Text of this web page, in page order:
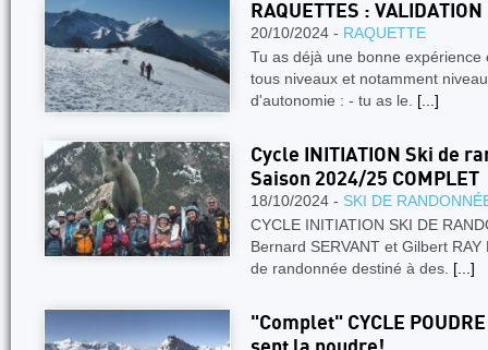
RAQUETTES :
20/10/2024 - RAQUETTE
Tu as déjà une bonne
tous niveaux et notamment
d'autonomie : - tu as le. [...]
Cycle INITIATION Ski de
Saison 2024/25 COMPLET
18/10/2024 - SKI DE
CYCLE INITIATION SKI DE
Bernard SERVANT et Gilbert
de randonnée destiné à des. [...]
"Complet" CYCLE